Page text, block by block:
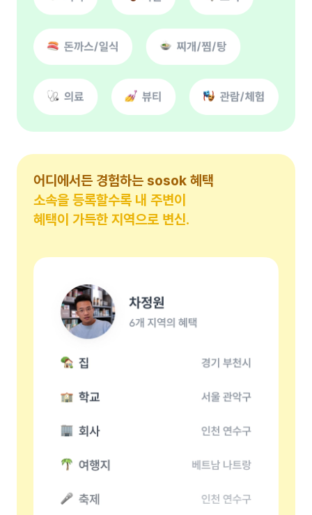
어디에서든 경험하는 sosok 혜택
소속을 등록할수록 내 주변이
혜택이 가득한 지역으로 변신.